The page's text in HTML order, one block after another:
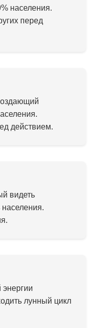
населения.
перед
действием.
видеть
лунный цикл